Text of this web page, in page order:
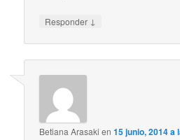
Responder ↓
Betiana Arasaki en15 junio, 2014 a